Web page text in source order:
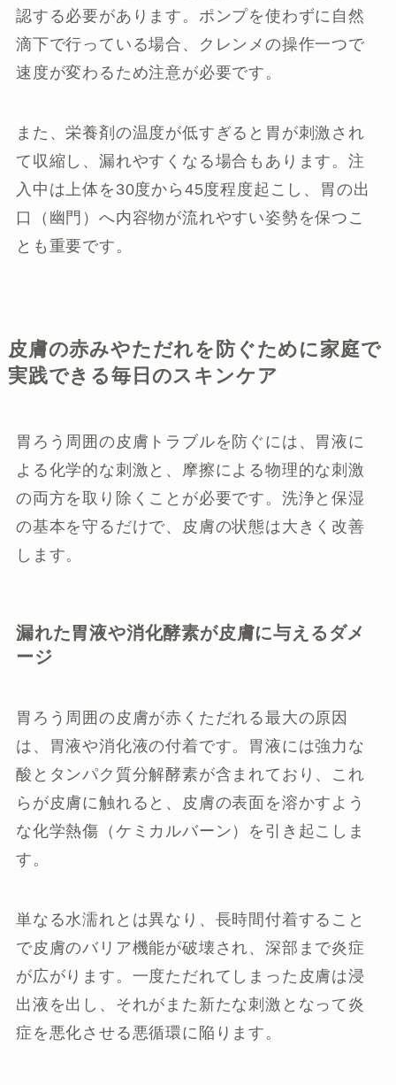
認する必要があります。ポンプを使わずに自然
滴下で行っている場合、クレンメの操作一つで
速度が変わるため注意が必要です。
また、栄養剤の温度が低すぎると胃が刺激され
て収縮し、漏れやすくなる場合もあります。注
入中は上体を30度から45度程度起こし、胃の出
口（幽門）へ内容物が流れやすい姿勢を保つこ
とも重要です。
皮膚の赤みやただれを防ぐために家庭で
実践できる毎日のスキンケア
胃ろう周囲の皮膚トラブルを防ぐには、胃液に
よる化学的な刺激と、摩擦による物理的な刺激
の両方を取り除くことが必要です。洗浄と保湿
の基本を守るだけで、皮膚の状態は大きく改善
します。
漏れた胃液や消化酵素が皮膚に与えるダメ
ージ
胃ろう周囲の皮膚が赤くただれる最大の原因
は、胃液や消化液の付着です。胃液には強力な
酸とタンパク質分解酵素が含まれており、これ
らが皮膚に触れると、皮膚の表面を溶かすよう
な化学熱傷（ケミカルバーン）を引き起こしま
す。
単なる水濡れとは異なり、長時間付着すること
で皮膚のバリア機能が破壊され、深部まで炎症
が広がります。一度ただれてしまった皮膚は浸
出液を出し、それがまた新たな刺激となって炎
症を悪化させる悪循環に陥ります。